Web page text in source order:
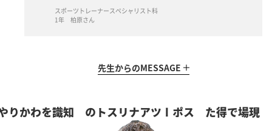
スポーツトレーナースペシャリスト科
1年 柏原さん
先生からのMESSAGE
現場で得た
スポーツアナリストの